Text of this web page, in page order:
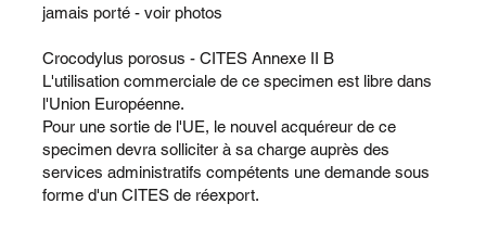
jamais porté - voir photos
Crocodylus porosus - CITES Annexe II B
L'utilisation commerciale de ce specimen est libre dans
l'Union Européenne.
Pour une sortie de l'UE, le nouvel acquéreur de ce
specimen devra solliciter à sa charge auprès des
services administratifs compétents une demande sous
forme d'un CITES de réexport.